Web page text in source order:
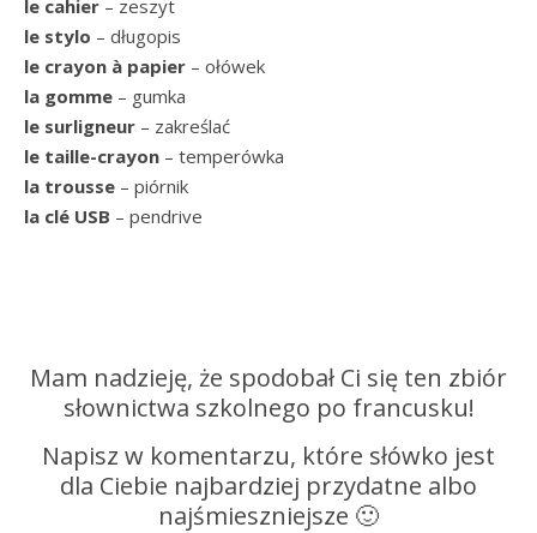
le cahier – zeszyt
le stylo – długopis
le crayon à papier – ołówek
la gomme – gumka
le surligneur – zakreślać
le taille-crayon – temperówka
la trousse – piórnik
la clé USB – pendrive
Mam nadzieję, że spodobał Ci się ten zbiór
słownictwa szkolnego po francusku!
Napisz w komentarzu, które słówko jest
dla Ciebie najbardziej przydatne albo
najśmieszniejsze 🙂